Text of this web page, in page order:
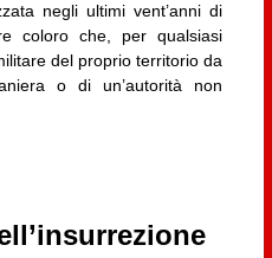
negli ultimi vent’anni di
coloro che, per qualsiasi
del proprio territorio da
o di un’autorità non